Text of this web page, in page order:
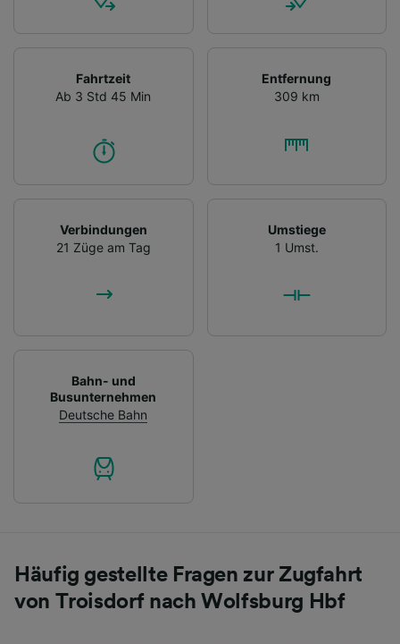
Fahrtzeit
Ab 3 Std 45 Min
Entfernung
309 km
Verbindungen
21 Züge am Tag
Umstiege
1 Umst.
Bahn- und
Busunternehmen
Deutsche Bahn
Häufig gestellte Fragen zur Zugfahrt
von Troisdorf nach Wolfsburg Hbf